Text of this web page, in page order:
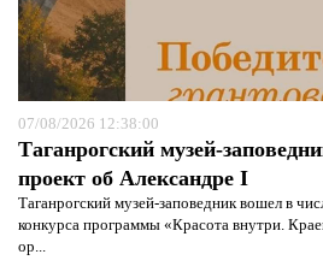
07/08/2026 12:38:00
Таганрогский музей-
проект об Александре I
Таганрогский музей-заповедник вошел в
конкурса программы «Красота внутри.
ор...